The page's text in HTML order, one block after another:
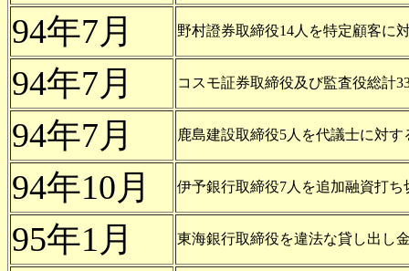
94年7月 野村證券取締役14人を特定顧客に
94年7月 コスモ証券取締役及び監査役総計
94年7月 鹿島建設取締役5人を代議士に対
94年10月 伊予銀行取締役7人を追加融資打
95年1月 東海銀行取締役を違法な貸し出し